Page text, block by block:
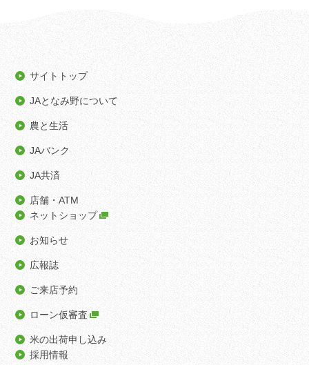
サイトトップ
JAとなみ野について
農と生活
JAバンク
JA共済
店舗・ATM
ネットショップ
お知らせ
広報誌
ご来店予約
ローン仮審査
米の出荷申し込み
採用情報